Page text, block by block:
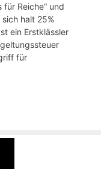
Reiche“ und
halt 25%
ein Erstklässler
für